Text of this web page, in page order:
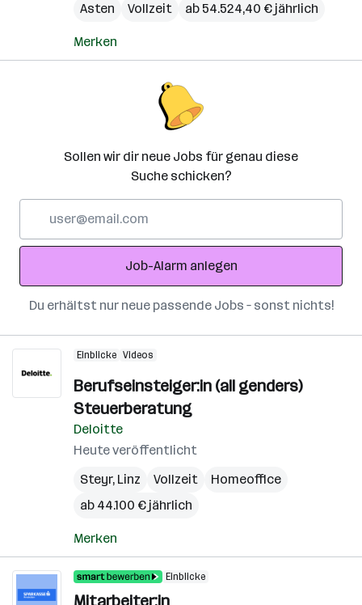
Asten
Vollzeit ab 54.524,40 € jährlich
Merken
Sollen wir dir neue Jobs für genau diese
Suche schicken?
Adresse
Job-Alarm anlegen
Du erhältst nur neue passende Jobs – sonst nichts!
Einblicke Videos
Berufseinsteiger:in (all genders)
Steuerberatung
Deloitte
Heute veröffentlicht
Steyr, Linz Vollzeit
Homeoffice
ab 44.100 € jährlich
Merken
Einblicke
Mitarbeiter:in